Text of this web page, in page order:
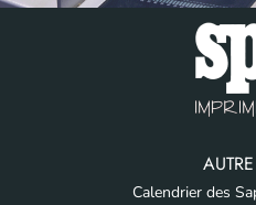
Calendrier des